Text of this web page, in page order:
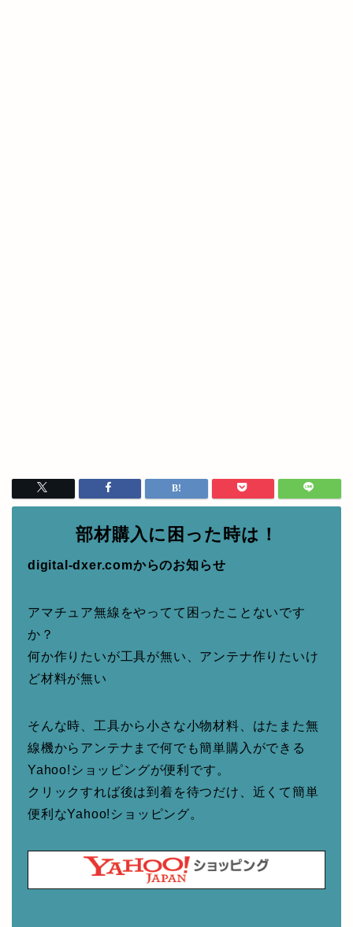
部材購入に困った時は！
digital-dxer.comからのお知らせ
アマチュア無線をやってて困ったことないです
か？
何か作りたいが工具が無い、アンテナ作りたいけ
ど材料が無い
そんな時、工具から小さな小物材料、はたまた無
線機からアンテナまで何でも簡単購入ができる
Yahoo!ショッピングが便利です。
クリックすれば後は到着を待つだけ、近くて簡単
便利なYahoo!ショッピング。